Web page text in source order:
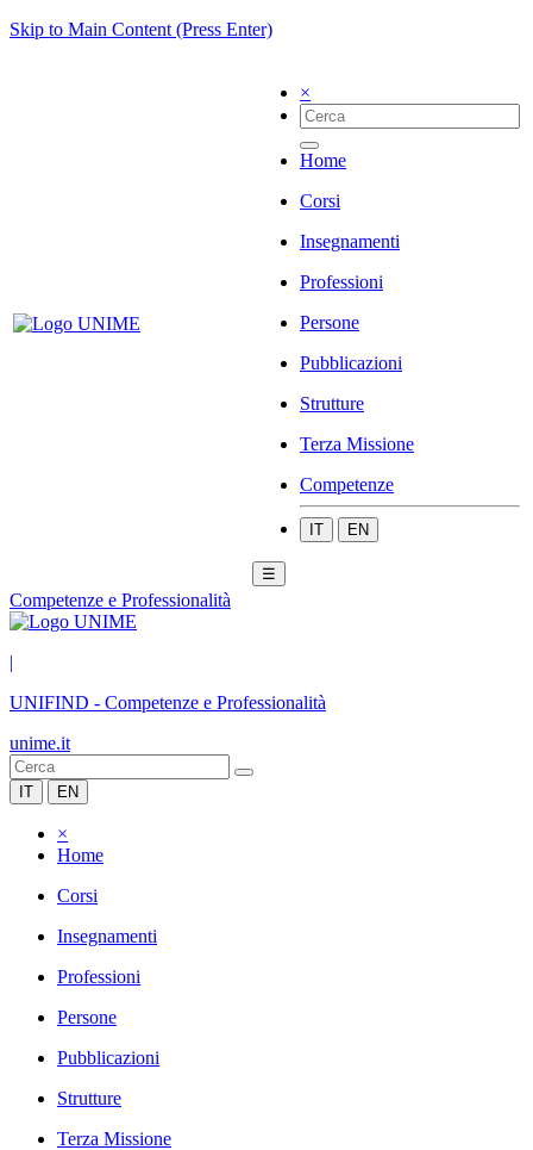
Skip to Main Content (Press Enter)
×
Home
Corsi
Insegnamenti
Professioni
Persone
Pubblicazioni
Strutture
Terza Missione
Competenze
IT EN
☰
Competenze e Professionalità
|
UNIFIND - Competenze e Professionalità
unime.it
IT EN
×
Home
Corsi
Insegnamenti
Professioni
Persone
Pubblicazioni
Strutture
Terza Missione